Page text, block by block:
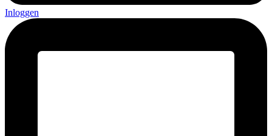
Inloggen